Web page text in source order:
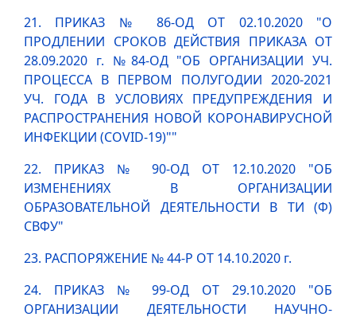
21. ПРИКАЗ № 86-ОД ОТ 02.10.2020 "О
ПРОДЛЕНИИ СРОКОВ ДЕЙСТВИЯ ПРИКАЗА ОТ
28.09.2020 г. №84-ОД "ОБ ОРГАНИЗАЦИИ УЧ.
ПРОЦЕССА В ПЕРВОМ ПОЛУГОДИИ 2020-2021
УЧ. ГОДА В УСЛОВИЯХ ПРЕДУПРЕЖДЕНИЯ И
РАСПРОСТРАНЕНИЯ НОВОЙ КОРОНАВИРУСНОЙ
ИНФЕКЦИИ (COVID-19)""
22. ПРИКАЗ № 90-ОД ОТ 12.10.2020 "ОБ
ИЗМЕНЕНИЯХ В ОРГАНИЗАЦИИ
ОБРАЗОВАТЕЛЬНОЙ ДЕЯТЕЛЬНОСТИ В ТИ (Ф)
СВФУ"
23. РАСПОРЯЖЕНИЕ № 44-Р ОТ 14.10.2020 г.
24. ПРИКАЗ № 99-ОД ОТ 29.10.2020 "ОБ
ОРГАНИЗАЦИИ ДЕЯТЕЛЬНОСТИ НАУЧНО-